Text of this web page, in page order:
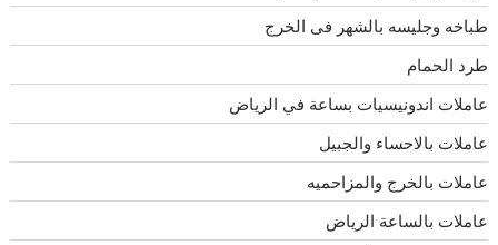
طباخه وجليسه بالشهر فى الخرج
طرد الحمام
عاملات اندونيسيات بساعة في الرياض
عاملات بالاحساء والجبيل
عاملات بالخرج والمزاحميه
عاملات بالساعة الرياض